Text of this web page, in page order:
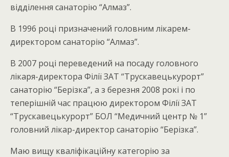
відділення санаторію “Алмаз”.
В 1996 році призначений головним лікарем-
директором санаторію “Алмаз”.
В 2007 році переведений на посаду головного
лікаря-директора Філії ЗАТ “Трускавецькурорт”
санаторію “Берізка”, а з березня 2008 рокі і по
теперішній час працюю директором Філії ЗАТ
“Трускавецькурорт” БОЛ “Медичний центр № 1”
головний лікар-директор санаторію “Берізка”.
Маю вищу кваліфікаційну категорію за